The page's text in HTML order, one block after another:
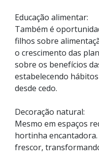
Educação alimentar:
Também é
filhos sobre
o crescimento das
sobre os benefícios
estabelecendo
desde cedo.
Decoração natural:
Mesmo em espaços
hortinha
frescor,